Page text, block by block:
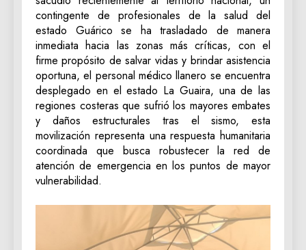
contingente de profesionales de la salud del
estado Guárico se ha trasladado de manera
inmediata hacia las zonas más críticas, con el
firme propósito de salvar vidas y brindar asistencia
oportuna, el personal médico llanero se encuentra
desplegado en el estado La Guaira, una de las
regiones costeras que sufrió los mayores embates
y daños estructurales tras el sismo, esta
movilización representa una respuesta humanitaria
coordinada que busca robustecer la red de
atención de emergencia en los puntos de mayor
vulnerabilidad.